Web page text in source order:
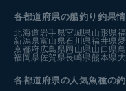
各都道府県の船釣り釣果
北海道岩手県宮城県山形県
新潟県富山県石川県福井県
京都府広島県岡山県山口県
福岡県佐賀県長崎県熊本県
各都道府県の人気魚種の